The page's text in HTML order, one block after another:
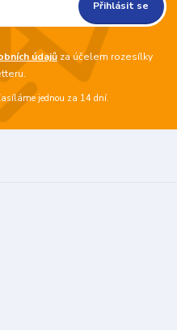
Přihlásit se
údajůza účelem rozesílky
jednou za 14 dní.